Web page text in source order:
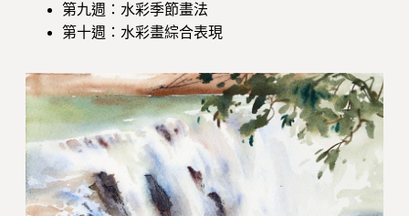
第九週：水彩季節畫法
第十週：水彩畫綜合表現